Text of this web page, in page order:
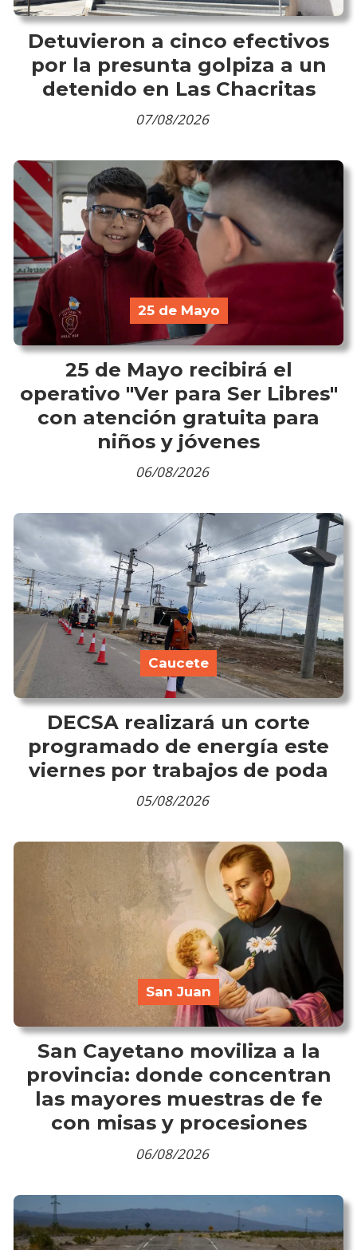
Detuvieron a cinco efectivos
por la presunta golpiza a un
detenido en Las Chacritas
07/08/2026
25 de Mayo recibirá el
operativo "Ver para Ser Libres"
con atención gratuita para
niños y jóvenes
25 de Mayo
06/08/2026
DECSA realizará un corte
programado de energía este
viernes por trabajos de poda
Caucete
05/08/2026
San Cayetano moviliza a la
provincia: donde concentran
las mayores muestras de fe
con misas y procesiones
San Juan
06/08/2026